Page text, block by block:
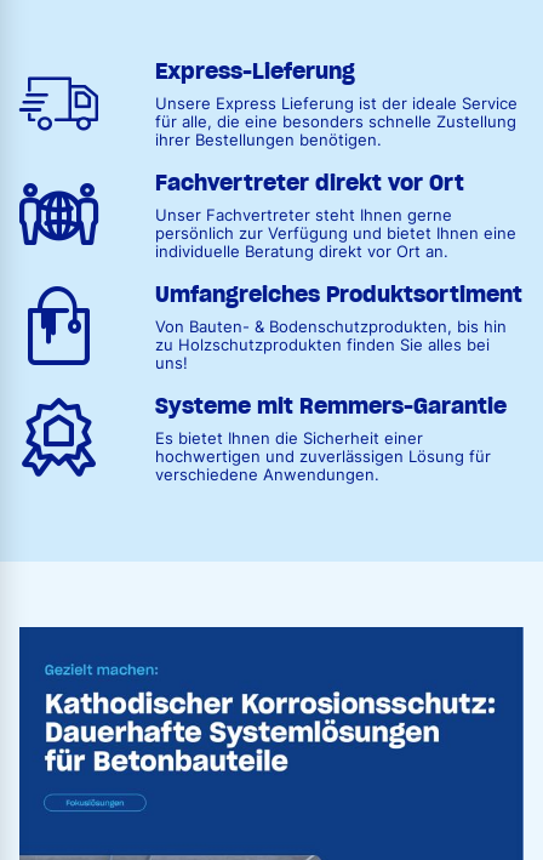
Express-Lieferung
Unsere Express Lieferung ist der ideale Service
für alle, die eine besonders schnelle Zustellung
ihrer Bestellungen benötigen.
Fachvertreter direkt vor Ort
Unser Fachvertreter steht Ihnen gerne
persönlich zur Verfügung und bietet Ihnen eine
individuelle Beratung direkt vor Ort an.
Umfangreiches Produktsortiment
Von Bauten- & Bodenschutzprodukten, bis hin
zu Holzschutzprodukten finden Sie alles bei
uns!
Systeme mit Remmers-Garantie
Es bietet Ihnen die Sicherheit einer
hochwertigen und zuverlässigen Lösung für
verschiedene Anwendungen.